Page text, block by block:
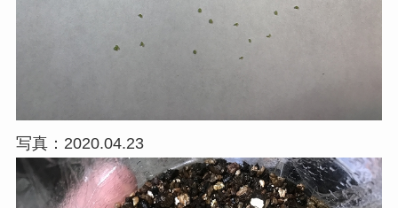
写真：2020.04.23